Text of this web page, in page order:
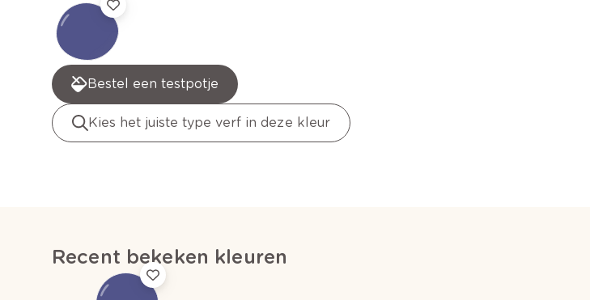
Bestel een testpotje
Kies het juiste type verf in deze kleur
Recent bekeken kleuren